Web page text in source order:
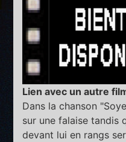
Lien avec un autre
Dans la chanson
sur une falaise tandis
devant lui en rangs